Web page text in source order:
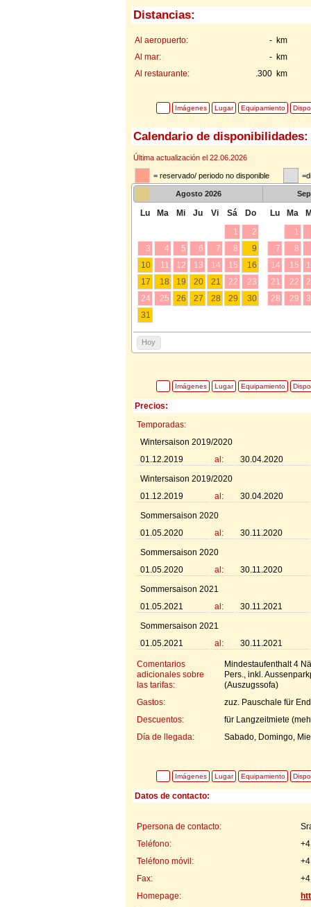
Distancias:
- km
Al aeropuerto:
- km
Al mar:
.300 km
Al restaurante:
Imágenes Lugar Equipamiento
Calendario de disponibilidades:
Última actualización el 22.06.2026
= reservado/ periodo no disponible
Agosto 2026
Lu Ma Mi Ju Vi Sá
Do
1
2
3
4 5 6 7 8
9
10
11 12 13 14 15
16
17
18 19 20 21 22
23
24
25 26 27 28 29
30
31
Lu Ma
1
7
8
14
15
21
22
28
29
Hoy
Imágenes Lugar Equipamiento
Precios:
Temporadas:
Wintersaison 2019/2020
01.12.2019
al:
30.04.2020
Wintersaison 2019/2020
01.12.2019
al:
30.04.2020
Sommersaison 2020
01.05.2020
al:
30.11.2020
Sommersaison 2020
01.05.2020
al:
30.11.2020
Sommersaison 2021
01.05.2021
al:
30.11.2021
Sommersaison 2021
01.05.2021
al: 30.11.2021
Comentarios
adicionales sobre
las tarifas:
Mindestaufenthalt 4
Pers., inkl.
(Auszugssofa)
Gastos:
zuz. Pauschale für
Descuentos:
für Langzeitmiete
Día de llegada:
Sabado, Domingo,
Imágenes Lugar Equipamiento
Datos de contacto:
Ppersona de contacto:
Teléfono:
Teléfono móvil:
Fax:
Homepage: